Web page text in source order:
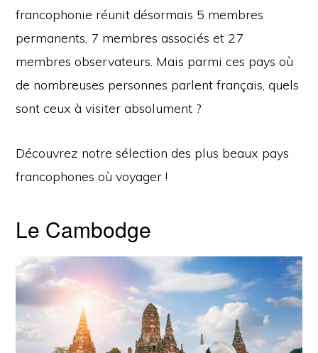
francophonie réunit désormais 5 membres
permanents, 7 membres associés et 27
membres observateurs. Mais parmi ces pays où
de nombreuses personnes parlent français, quels
sont ceux à visiter absolument ?
Découvrez notre sélection des plus beaux pays
francophones où voyager !
Le Cambodge